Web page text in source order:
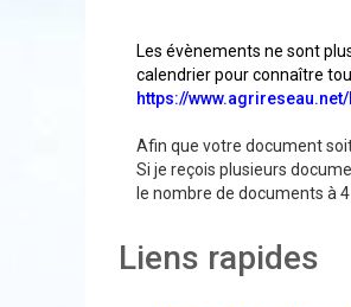
Les évènements ne sont
calendrier pour connaître
https://
Afin que votre document
Si je reçois plusieurs
le nombre de documents à
Liens rapides